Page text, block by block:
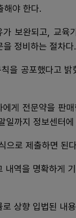
해야 한다.
보완되고, 교육
정비하는 절차다.
을 공포했다고
게 전문약을 판
일까지 정보센터
으로 제출하면 된
내역을 명확하게
상향 입법된 내